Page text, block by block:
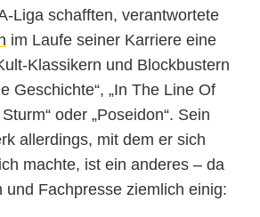
Liga schafften, verantwortete
im Laufe seiner Karriere eine
Klassikern und Blockbustern
Geschichte“, „In The Line Of
Sturm“ oder „Poseidon“. Sein
allerdings, mit dem er sich
machte, ist ein anderes – da
und Fachpresse ziemlich einig: